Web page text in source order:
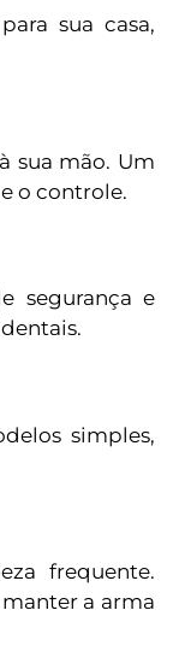
sua casa,
sua mão. Um
o controle.
segurança e
simples,
frequente.
a arma